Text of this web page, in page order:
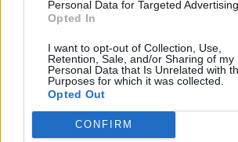
Personal Data for Targeted Advertising.
Opted In
I want to opt-out of Collection, Use,
Retention, Sale, and/or Sharing of my
Personal Data that Is Unrelated with
Purposes for which it was collected.
Opted Out
CONFIRM